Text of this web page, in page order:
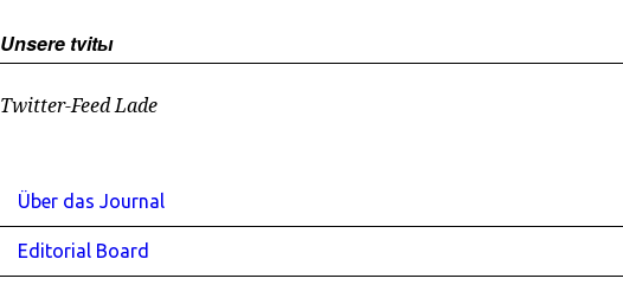
Unsere tvitы
Twitter-Feed Lade
Über das Journal
Editorial Board